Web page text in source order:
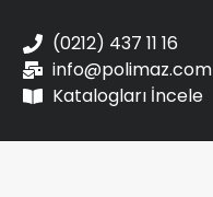
(0212) 437 11 16
info@polimaz.com
Katalogları İncele